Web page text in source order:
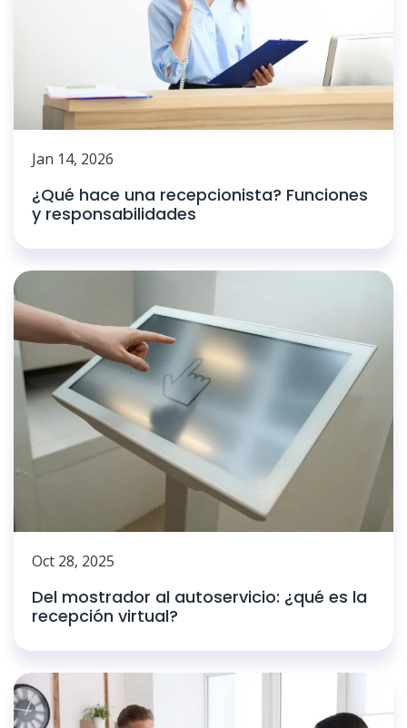
Jan 14, 2026
¿Qué hace una recepcionista? Funciones
y responsabilidades
Oct 28, 2025
Del mostrador al autoservicio: ¿qué es la
recepción virtual?